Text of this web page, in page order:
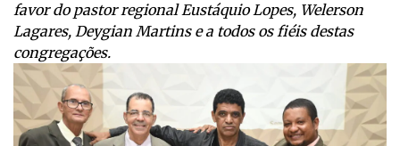
favor do pastor regional Eustáquio Lopes, Welerson
Lagares, Deygian Martins e a todos os fiéis destas
congregações.